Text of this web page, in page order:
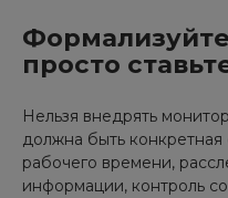
просто
Нельзя внедрять
должна быть конкретная
рабочего времени,
информации, контроль